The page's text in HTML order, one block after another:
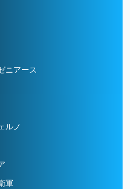
ニアース
ルノ
軍